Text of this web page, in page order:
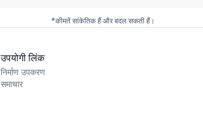
*कीमतें सांकेतिक हैं और बदल सकती हैं।
उपयोगी लिंक
निर्माण उपकरण
समाचार